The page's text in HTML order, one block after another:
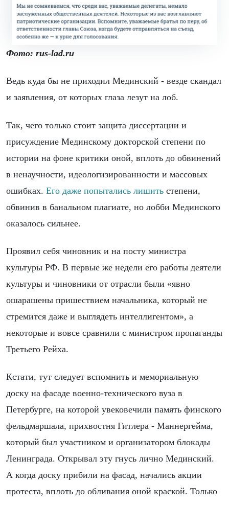
Фото: rus-lad.ru
Ведь куда бы не приходил Мединский - везде скандал
и заявления, от которых глаза лезут на лоб.
Так, чего только стоит защита диссертации и
присуждение Мединскому докторской степени по
истории на фоне критики оной, вплоть до обвинений
в ненаучности, идеологизированности и массовых
ошибках. Его даже попытались лишить степени,
обвинив в банальном плагиате, но лобби Мединского
оказалось сильнее.
Проявил себя чиновник и на посту министра
культуры РФ. В первые же недели его работы деятели
культуры и чиновники от отрасли были «явно
ошарашены пришествием начальника, который не
стремится даже и выглядеть интеллигентом», а
некоторые и вовсе сравнили с министром пропаганды
Третьего Рейха.
Кстати, тут следует вспомнить и мемориальную
доску на фасаде военно-технического вуза в
Петербурге, на которой увековечили память финского
фельдмаршала, прихвостня Гитлера - Маннергейма,
который был участником и организатором блокады
Ленинграда. Открывал эту гнусь лично Мединский.
А когда доску прибили на фасад, начались акции
протеста, вплоть до обливания оной краской. Только